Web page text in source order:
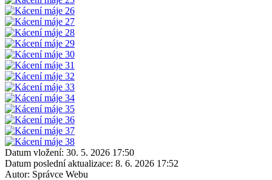
Datum vložení: 30. 5. 2026 17:50
Datum poslední aktualizace: 8. 6. 2026 17:52
Autor: Správce Webu